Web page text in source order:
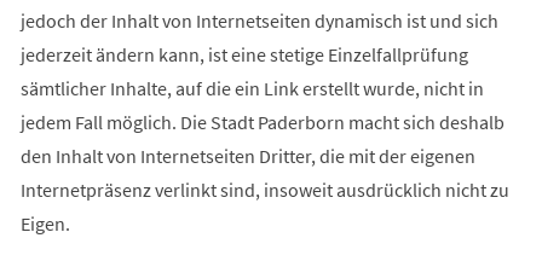
jedoch der Inhalt von Internetseiten dynamisch ist und sich
jederzeit ändern kann, ist eine stetige Einzelfallprüfung
sämtlicher Inhalte, auf die ein Link erstellt wurde, nicht in
jedem Fall möglich. Die Stadt Paderborn macht sich deshalb
den Inhalt von Internetseiten Dritter, die mit der eigenen
Internetpräsenz verlinkt sind, insoweit ausdrücklich nicht zu
Eigen.